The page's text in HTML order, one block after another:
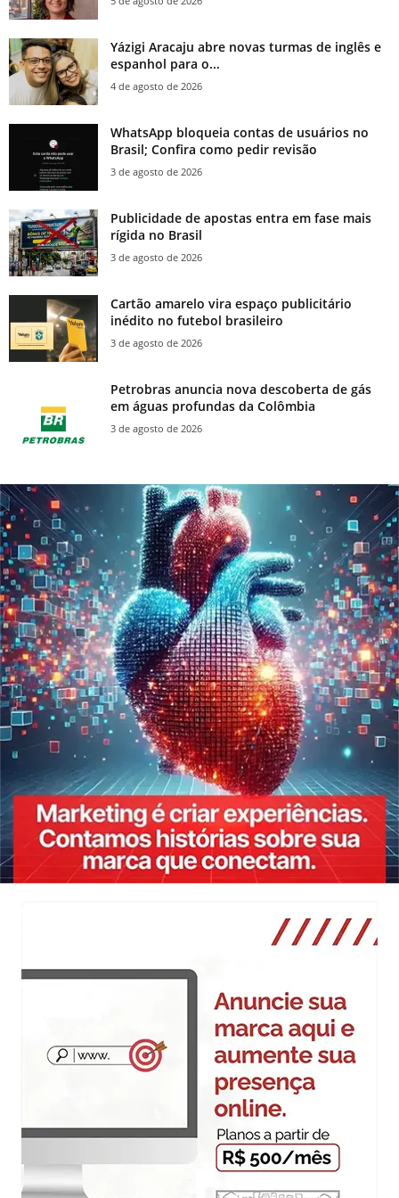
Yázigi Aracaju abre novas turmas de inglês e
espanhol para o...
4 de agosto de 2026
WhatsApp bloqueia contas de usuários no
Brasil; Confira como pedir revisão
3 de agosto de 2026
Publicidade de apostas entra em fase mais
rígida no Brasil
3 de agosto de 2026
Cartão amarelo vira espaço publicitário
inédito no futebol brasileiro
3 de agosto de 2026
Petrobras anuncia nova descoberta de gás
em águas profundas da Colômbia
3 de agosto de 2026